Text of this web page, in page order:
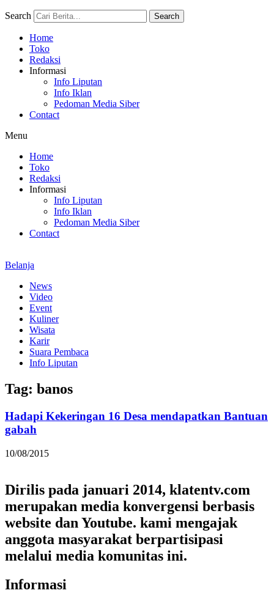
Search Search
Home
Toko
Redaksi
Informasi
Info Liputan
Info Iklan
Pedoman Media Siber
Contact
Menu
Home
Toko
Redaksi
Informasi
Info Liputan
Info Iklan
Pedoman Media Siber
Contact
Belanja
News
Video
Event
Kuliner
Wisata
Karir
Suara Pembaca
Info Liputan
Tag: banos
Hadapi Kekeringan 16 Desa mendapatkan Bantuan
gabah
10/08/2015
Dirilis pada januari 2014, klatentv.com
merupakan media konvergensi berbasis
website dan Youtube. kami mengajak
anggota masyarakat berpartisipasi
melalui media komunitas ini.
Informasi